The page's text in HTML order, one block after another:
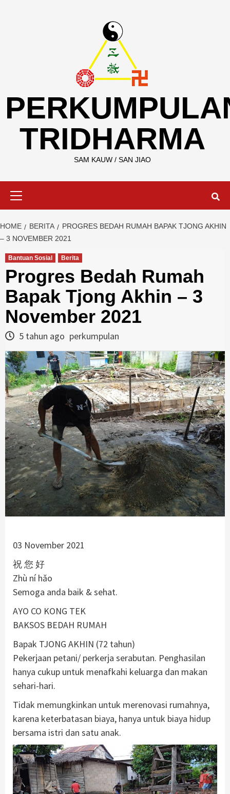
TRIDHARMA
SAM KAUW / SAN JIAO
HOME BERITA
PROGRES BEDAH RUMAH BAPAK TJONG AKHIN
– 3 NOVEMBER 2021
Bantuan Sosial Berita
Progres Bedah Rumah
Bapak Tjong Akhin – 3
November 2021
5 tahun ago perkumpulan
03 November 2021
祝 您 好
Zhù ní hǎo
Semoga anda baik & sehat.
AYO CO KONG TEK
BAKSOS BEDAH RUMAH
Bapak TJONG AKHIN (72 tahun)
Pekerjaan petani/ perkerja serabutan. Penghasilan
hanya cukup untuk menafkahi keluarga dan makan
sehari-hari.
Tidak memungkinkan untuk merenovasi rumahnya,
karena keterbatasan biaya, hanya untuk biaya hidup
bersama istri dan satu anak.